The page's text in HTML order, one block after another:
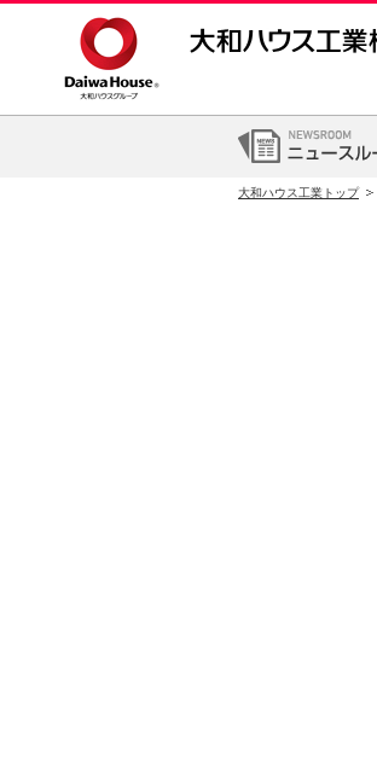
大和ハウス工業トップ